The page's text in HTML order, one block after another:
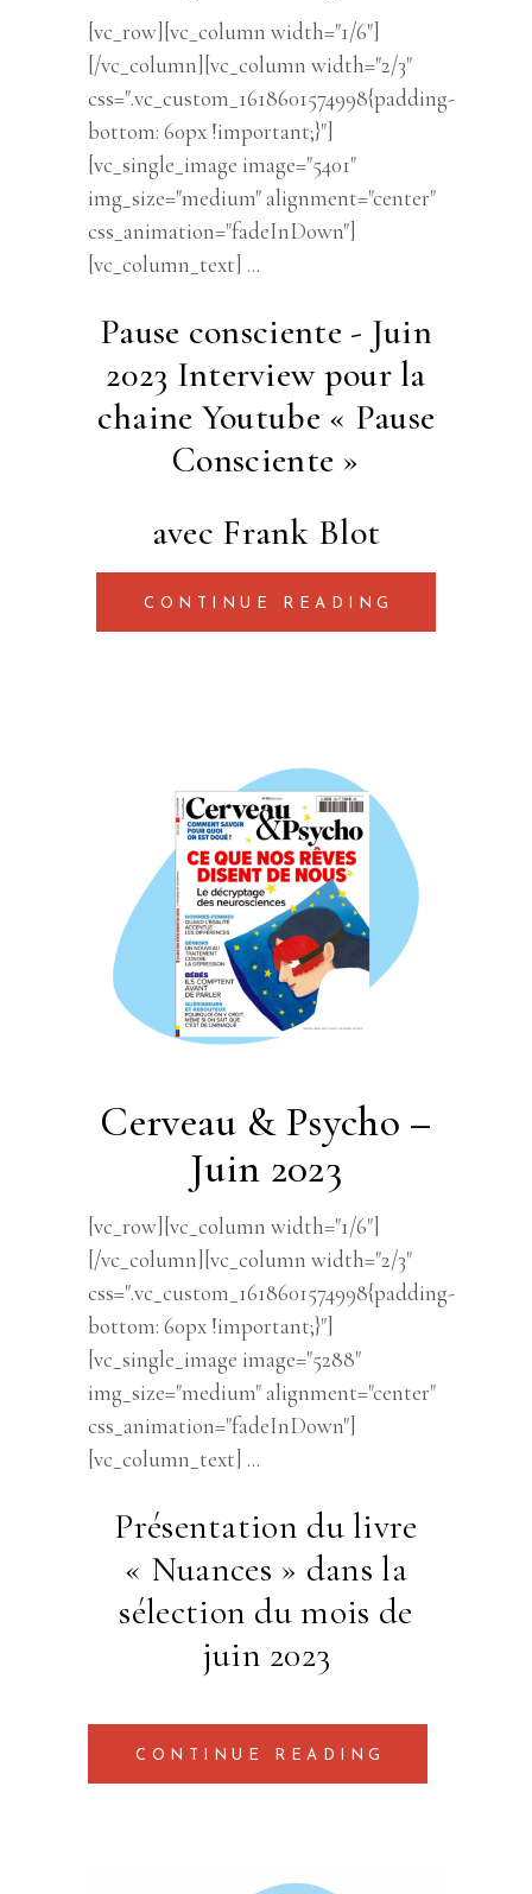
[vc_row][vc_column width="1/6"]
[/vc_column][vc_column width="2/3"
css=".vc_custom_1618601574998{padding-
bottom: 60px !important;}"]
[vc_single_image image="5401"
img_size="medium" alignment="center"
css_animation="fadeInDown"]
[vc_column_text]
Pause consciente - Juin
2023 Interview pour la
chaine Youtube « Pause
Consciente »
avec Frank Blot
CONTINUE READING
Cerveau & Psycho –
Juin 2023
[vc_row][vc_column width="1/6"]
[/vc_column][vc_column width="2/3"
css=".vc_custom_1618601574998{padding-
bottom: 60px !important;}"]
[vc_single_image image="5288"
img_size="medium" alignment="center"
css_animation="fadeInDown"]
[vc_column_text]
Présentation du livre
« Nuances » dans la
sélection du mois de
juin 2023
CONTINUE READING